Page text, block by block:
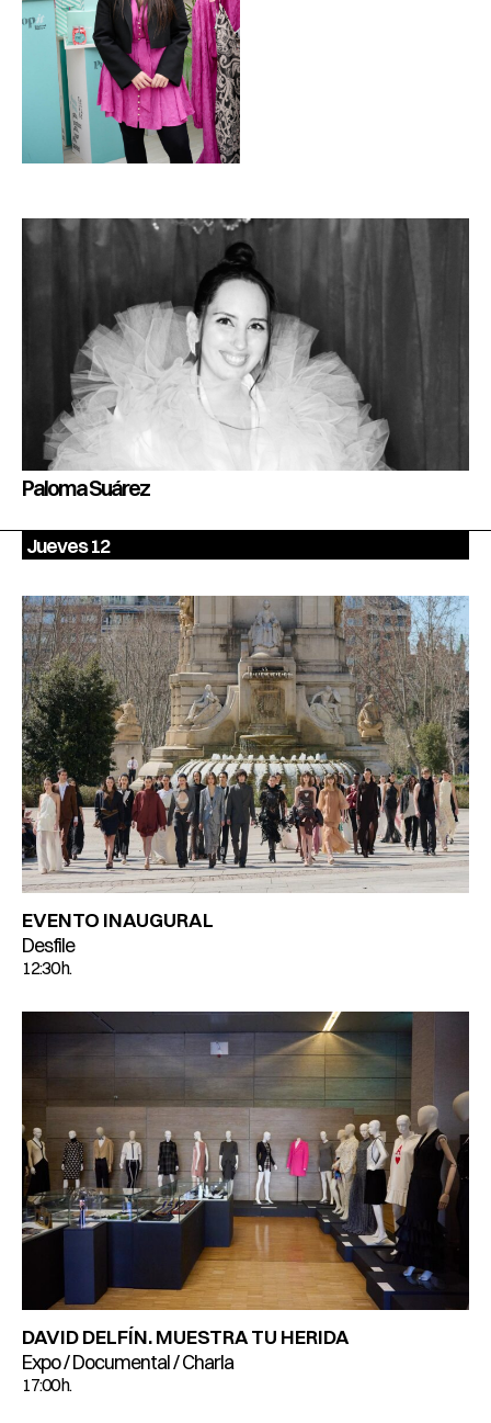
Paloma Suárez
Jueves 12
EVENTO INAUGURAL
Desfile
12:30 h.
DAVID DELFÍN. MUESTRA TU HERIDA
Expo / Documental / Charla
17:00 h.